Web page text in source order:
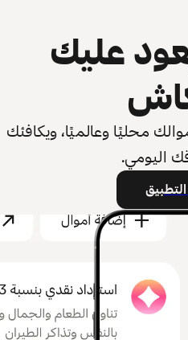
عليك
محليًا وعالميًا، ويكافئك
اليومي.